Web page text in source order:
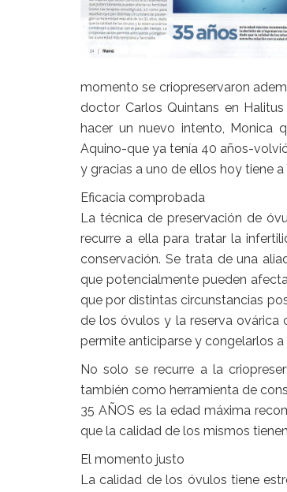
momento se criopreservaron
doctor Carlos Quintans en
hacer un nuevo intento, Monica
Aquino-que ya tenía 40 años-
y gracias a uno de ellos hoy tiene a
Eficacia comprobada
La técnica de preservación de
recurre a ella para tratar la
conservación. Se trata de una
que potencialmente pueden
que por distintas circunstancias
de los óvulos y la reserva ovárica
permite anticiparse y congelarlos
No solo se recurre a la
también como herramienta de
35 AÑOS es la edad máxima
que la calidad de los mismos
El momento justo
La calidad de los óvulos tiene